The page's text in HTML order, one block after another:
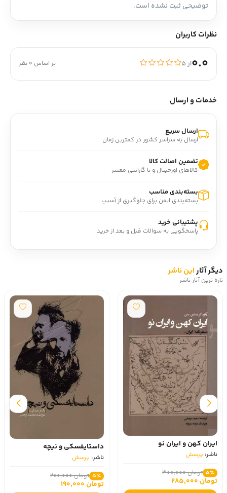
توضیحی ثبت نشده است.
نظرات کاربران
0.0از ۵ بر اساس 0 نظر
خدمات و ارسال
ارسال سریع
ارسال به سراسر کشور در کمترین زمان
تضمین اصالت کالا
کالاهای اورجینال و با گارانتی معتبر
بسته‌بندی مناسب
بسته‌بندی ایمن برای جلوگیری از آسیب
پشتیبانی خرید
پاسخگویی به سوالات قبل و بعد از خرید
دیگر آثاراین ناشر
تازه ترین آثار ناشر
ایران کهن و ایران نو
ناشر: پرسش
5٪ تومان 300,000
تومان 285,000
داستایفسکی و نیچه
ناشر: پرسش
5٪ تومان 200,000
تومان 190,000